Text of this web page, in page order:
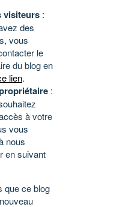
visiteurs :
des
vous
le
du blog en
lien.
:
à votre
vous
nous
en suivant
que ce blog